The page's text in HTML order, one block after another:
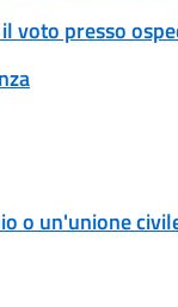
voto presso
o un'unione